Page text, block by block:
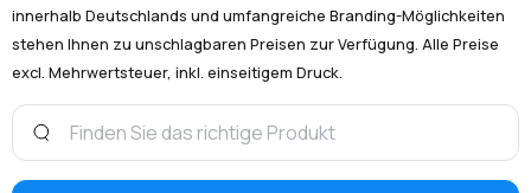
innerhalb Deutschlands und umfangreiche Branding-Möglichkeiten
stehen Ihnen zu unschlagbaren Preisen zur Verfügung. Alle Preise
excl. Mehrwertsteuer, inkl. einseitigem Druck.